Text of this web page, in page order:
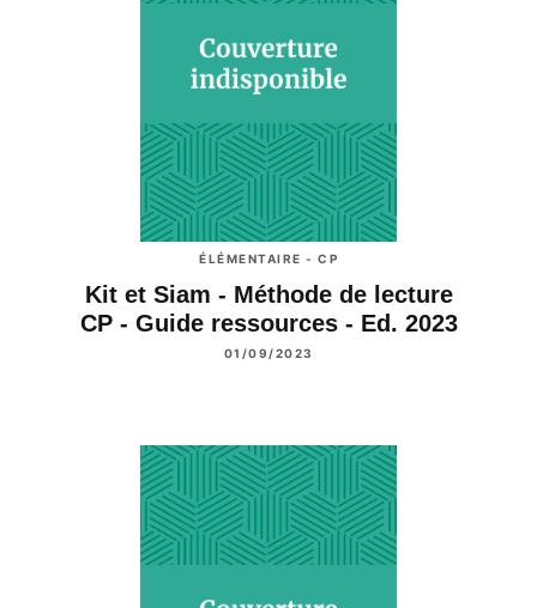
ÉLÉMENTAIRE - CP
Kit et Siam - Méthode de lecture
CP - Guide ressources - Ed. 2023
01/09/2023